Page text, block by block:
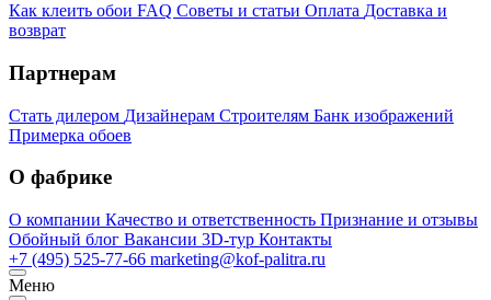
Как клеить обои FAQ Советы и статьи Оплата Доставка и
возврат
Партнерам
Стать дилером Дизайнерам Строителям Банк изображений
Примерка обоев
О фабрике
О компании Качество и ответственность Признание и отзывы
Обойный блог Вакансии 3D-тур Контакты
+7 (495) 525-77-66 marketing@kof-palitra.ru
Меню